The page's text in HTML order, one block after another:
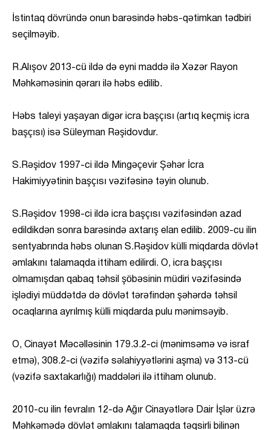
İstintaq dövründə onun barəsində həbs-qətimkan tədbiri
seçilməyib.
R.Alışov 2013-cü ildə də eyni maddə ilə Xəzər Rayon
Məhkəməsinin qərarı ilə həbs edilib.
Həbs taleyi yaşayan digər icra başçısı (artıq keçmiş icra
başçısı) isə Süleyman Rəşidovdur.
S.Rəşidov 1997-ci ildə Mingəçevir Şəhər İcra
Hakimiyyətinin başçısı vəzifəsinə təyin olunub.
S.Rəşidov 1998-ci ildə icra başçısı vəzifəsindən azad
edildikdən sonra barəsində axtarış elan edilib. 2009-cu ilin
sentyabrında həbs olunan S.Rəşidov külli miqdarda dövlət
əmlakını talamaqda ittiham edilirdi. O, icra başçısı
olmamışdan qabaq təhsil şöbəsinin müdiri vəzifəsində
işlədiyi müddətdə də dövlət tərəfindən şəhərdə təhsil
ocaqlarına ayrılmış külli miqdarda pulu mənimsəyib.
O, Cinayət Məcəlləsinin 179.3.2-ci (mənimsəmə və israf
etmə), 308.2-ci (vəzifə səlahiyyətlərini aşma) və 313-cü
(vəzifə saxtakarlığı) maddələri ilə ittiham olunub.
2010-cu ilin fevralın 12-də Ağır Cinayətlərə Dair İşlər üzrə
Məhkəmədə dövlət əmlakını talamaqda təqsirli bilinən